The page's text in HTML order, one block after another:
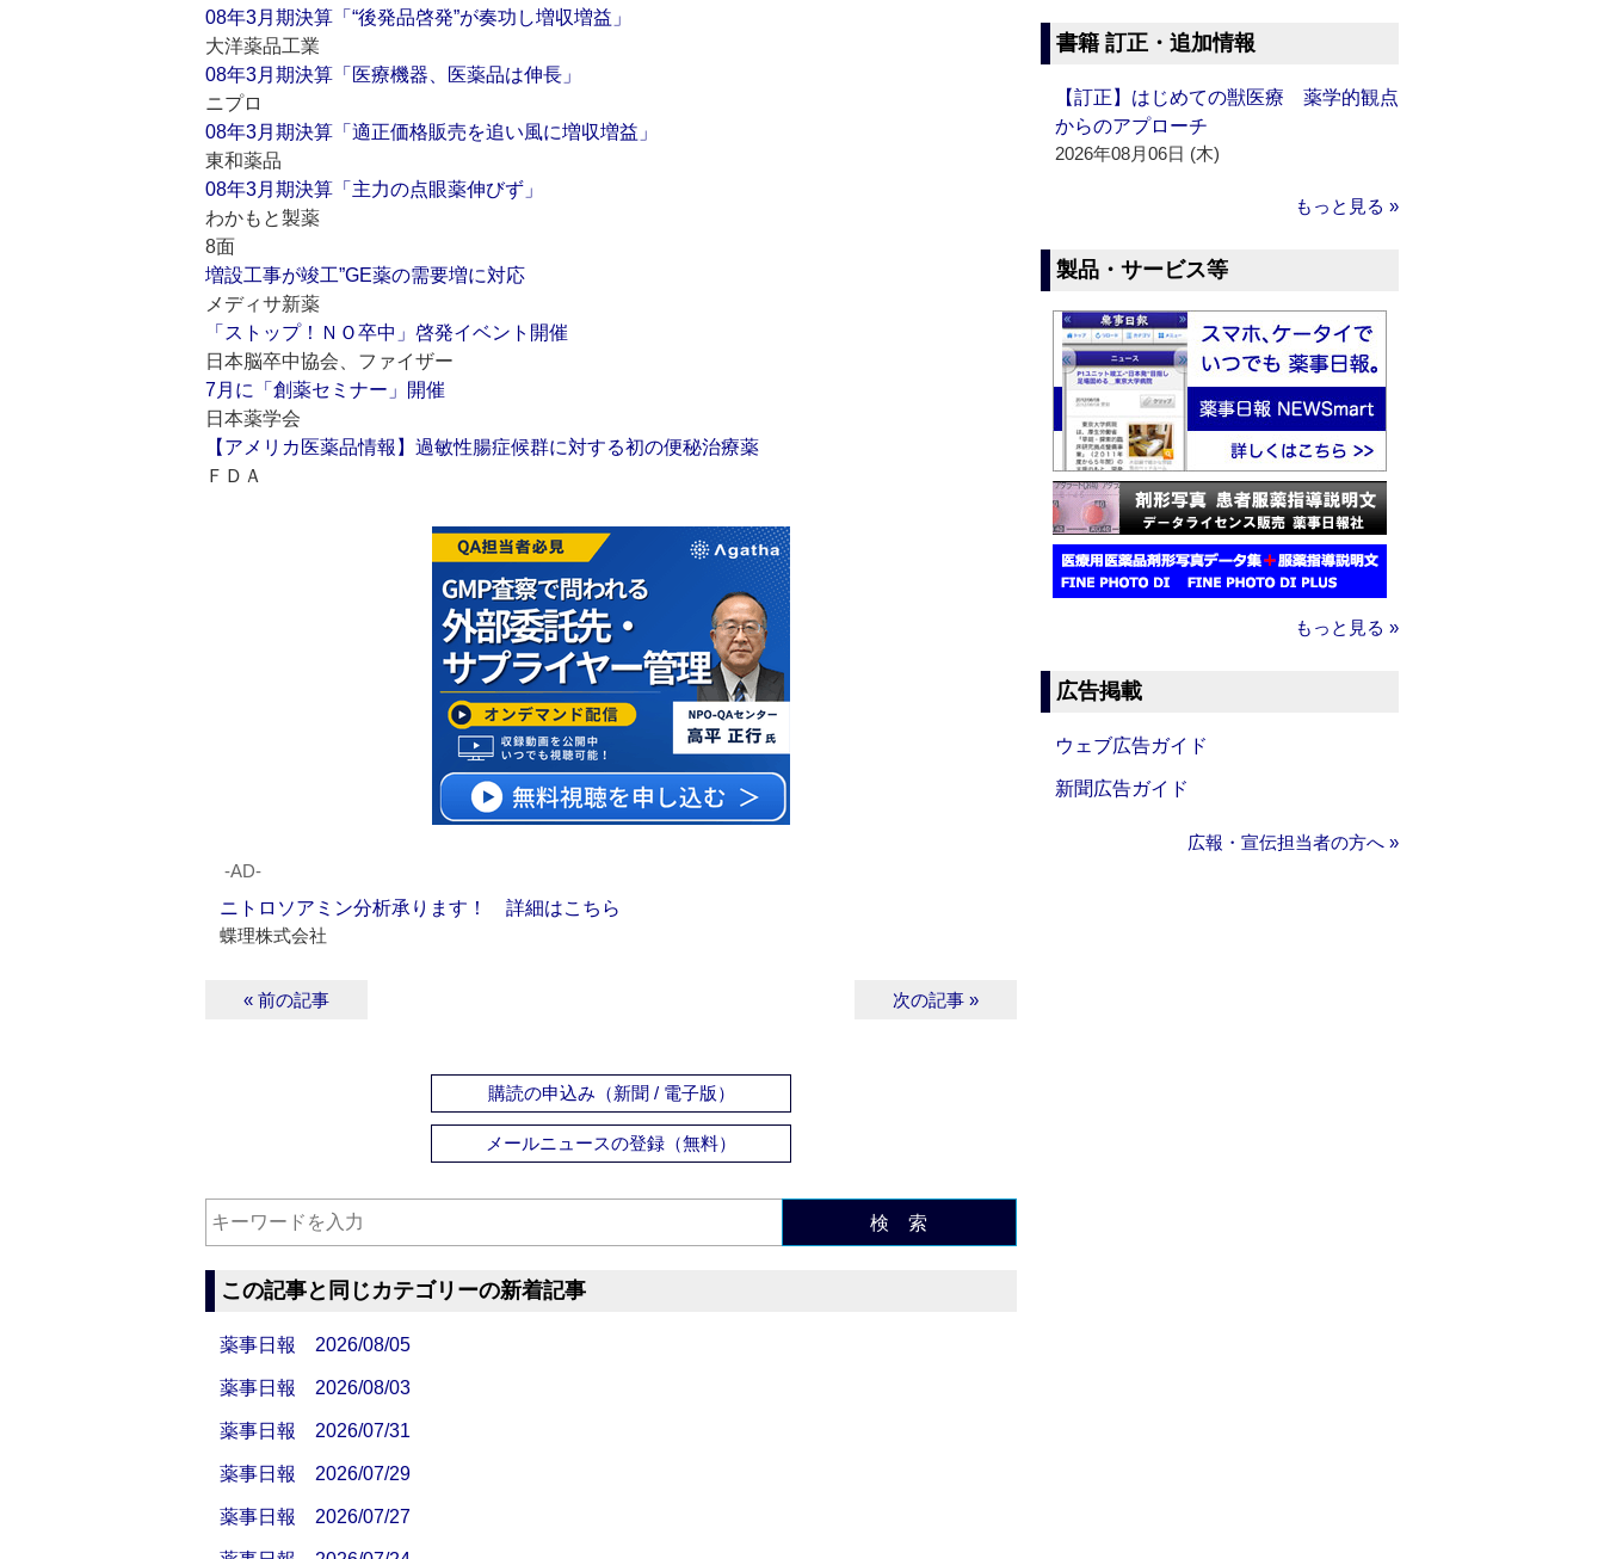
08年3月期決算「“後発品啓発”が奏功し増収増益」
大洋薬品工業
08年3月期決算「医療機器、医薬品は伸長」
ニプロ
08年3月期決算「適正価格販売を追い風に増収増益」
東和薬品
08年3月期決算「主力の点眼薬伸びず」
わかもと製薬
8面
増設工事が竣工”GE薬の需要増に対応
メディサ新薬
「ストップ！ＮＯ卒中」啓発イベント開催
日本脳卒中協会、ファイザー
7月に「創薬セミナー」開催
日本薬学会
【アメリカ医薬品情報】過敏性腸症候群に対する初の便秘治療薬
ＦＤＡ
‐AD‐
ニトロソアミン分析承ります！ 詳細はこちら
蝶理株式会社
« 前の記事 次の記事 »
購読の申込み（新聞 / 電子版）
メールニュースの登録（無料）
検 索
この記事と同じカテゴリーの新着記事
薬事日報 2026/08/05
薬事日報 2026/08/03
薬事日報 2026/07/31
薬事日報 2026/07/29
薬事日報 2026/07/27
書籍 訂正・追加情報
【訂正】はじめての獣医療 薬学的観点
からのアプローチ
2026年08月06日 (木)
もっと見る »
製品・サービス等
もっと見る »
広告掲載
ウェブ広告ガイド
新聞広告ガイド
広報・宣伝担当者の方へ »